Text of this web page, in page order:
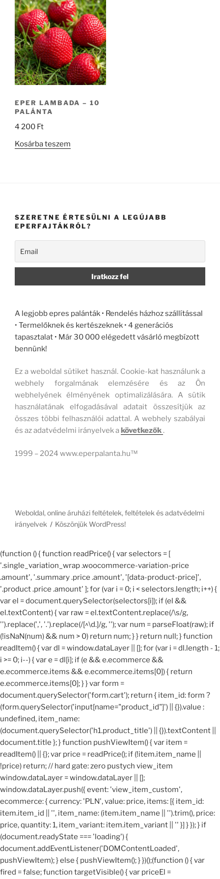
EPER LAMBADA – 10
PALÁNTA
4 200 Ft
Kosárba teszem
SZERETNE ÉRTESÜLNI A LEGÚJABB
EPERFAJTÁKRÓL?
A legjobb epres palánták • Rendelés házhoz szállítással
• Termelőknek és kertészeknek • 4 generációs
tapasztalat • Már 30 000 elégedett vásárló megbízott
bennünk!
Ez a weboldal sütiket használ. Cookie-kat használunk a
webhely forgalmának elemzésére és az Ön
webhelyének élményének optimalizálására. A sütik
használatának elfogadásával adatait összesítjük az
összes többi felhasználói adattal. A webhely szabályai
és az adatvédelmi irányelvek a következők.
1999 – 2024 www.eperpalanta.hu™
Weboldal, online áruházi feltételek, feltételek és adatvédelmi
irányelvek
Köszönjük WordPress!
(function () { function readPrice() { var selectors = [
'.single_variation_wrap .woocommerce-variation-price
.amount', '.summary .price .amount', '[data-product-price]',
'.product .price .amount' ]; for (var i = 0; i < selectors.length; i++) {
var el = document.querySelector(selectors[i]); if (el &&
el.textContent) { var raw = el.textContent.replace(/\s/g,
'').replace(',', '.').replace(/[^\d.]/g, ''); var num = parseFloat(raw); if
(!isNaN(num) && num > 0) return num; } } return null; } function
readItem() { var dl = window.dataLayer || []; for (var i = dl.length - 1;
i >= 0; i--) { var e = dl[i]; if (e && e.ecommerce &&
e.ecommerce.items && e.ecommerce.items[0]) { return
e.ecommerce.items[0]; } } var form =
document.querySelector('form.cart'); return { item_id: form ?
(form.querySelector('input[name="product_id"]') || {}).value :
undefined, item_name:
(document.querySelector('h1.product_title') || {}).textContent ||
document.title }; } function pushViewItem() { var item =
readItem() || {}; var price = readPrice(); if (!item.item_name ||
!price) return; // hard gate: zero pustych view_item
window.dataLayer = window.dataLayer || [];
window.dataLayer.push({ event: 'view_item_custom',
ecommerce: { currency: 'PLN', value: price, items: [{ item_id:
item.item_id || '', item_name: (item.item_name || '').trim(), price:
price, quantity: 1, item_variant: item.item_variant || '' }] } }); } if
(document.readyState === 'loading') {
document.addEventListener('DOMContentLoaded',
pushViewItem); } else { pushViewItem(); } })();(function () { var
fired = false; function targetVisible() { var priceEl =